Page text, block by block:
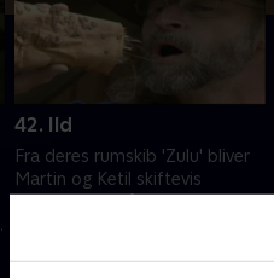
42. Ild
Fra deres rumskib 'Zulu' bliver
Martin og Ketil skiftevis
13. oktober 2004 • 14 min